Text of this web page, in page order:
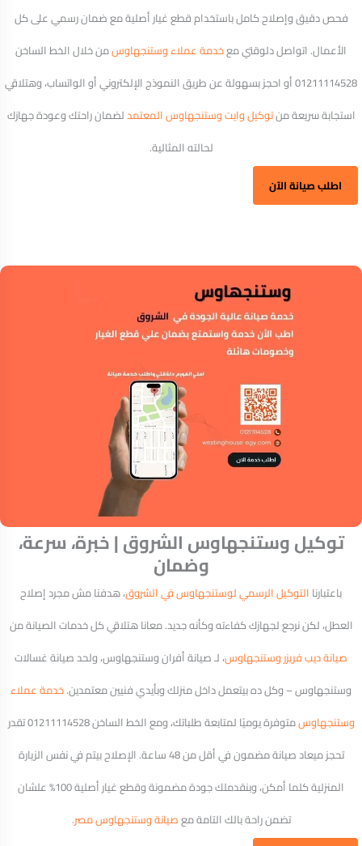
فحص دقيق وإصلاح كامل باستخدام قطع غيار أصلية مع ضمان رسمي على كل
الأعمال. اتواصل دلوقتي معخدمة عملاء وستنجهاوسمن خلال الخط الساخن
01211114528 أو احجز بسهولة عن طريق النموذج الإلكتروني أو الواتساب، وهتلاقي
استجابة سريعة منتوكيل وايت وستنجهاوس المعتمدلضمان راحتك وعودة جهازك
لحالته المثالية.
اطلب صيانة الآن
توكيل وستنجهاوس الشروق | خبرة، سرعة،
وضمان
باعتبارنا التوكيل الرسمي لوستنجهاوس في الشروق، هدفنا مش مجرد إصلاح
العطل، لكن نرجع لجهازك كفاءته وكأنه جديد. معانا هتلاقي كل خدمات الصيانة من
صيانة ديب فريزر وستنجهاوس، لـ صيانة أفران وستنجهاوس، ولحد صيانة غسالات
وستنجهاوس – وكل ده بيتعمل داخل منزلك وبأيدي فنيين معتمدين.خدمة عملاء
وستنجهاوس
متوفرة يوميًا لمتابعة طلباتك، ومع الخط الساخن 01211114528 تقدر
تحجز ميعاد صيانة مضمون في أقل من 48 ساعة. الإصلاح بيتم في نفس الزيارة
المنزلية كلما أمكن، وبنقدملك جودة مضمونة وقطع غيار أصلية 100% علشان
تضمن راحة بالك التامة معصيانة وستنجهاوس مصر.